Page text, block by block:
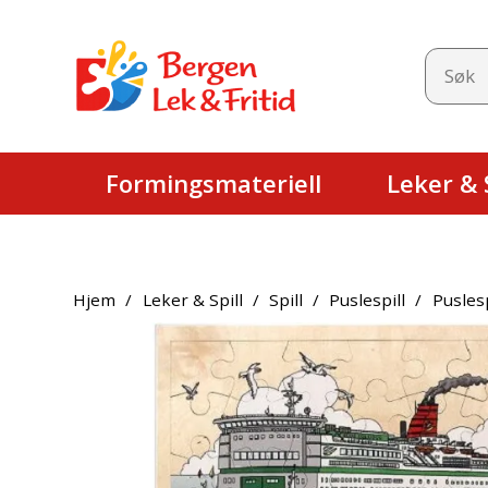
Formingsmateriell Leker &
Hjem / Leker & Spill / Spill / Puslespill /